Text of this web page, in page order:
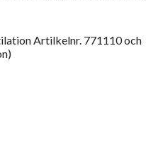
Artilkelnr. 771110 och